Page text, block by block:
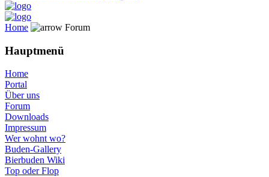
Home Forum
Hauptmenü
Home
Portal
Über uns
Forum
Downloads
Impressum
Wer wohnt wo?
Buden-Gallery
Bierbuden Wiki
Top oder Flop